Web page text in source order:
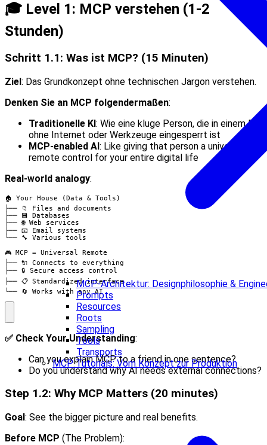
MCP-Architektur: Designphilosophie &
Prompts
Resources
Roots
Sampling
Tools
Transports
MCP Tutorials: Vom Konzept zur Produktion
🎓 Level 1: MCP verstehen (1-2
Stunden)
Schritt 1.1: Was ist MCP? (15 Minuten)
Ziel: Das Grundkonzept ohne technischen Jargon verstehen.
Denken Sie an MCP folgendermaßen:
Traditionelle KI: Wie eine kluge Person, die in einem
ohne Internet oder Werkzeuge eingesperrt ist
MCP-enabled AI: Like giving that person a universal
remote control for your entire digital life
Real-world analogy:
🏠 Your House (Data & Tools)
├── 📁 Files and documents
├── 💾 Databases
├── 🌐 Web services
├── 📧 Email systems
└── 🔧 Various tools
🎮 MCP = Universal Remote
├── 🔌 Connects to everything
├── 🔒 Secure access control
├── 📋 Standardized interface
└── 🔄 Works with any AI
✅ Check Your Understanding:
Can you explain MCP to a friend in one sentence?
Do you understand why AI needs external connections?
Step 1.2: Why MCP Matters (20 minutes)
Goal: See the bigger picture and real benefits.
Before MCP (The Problem):